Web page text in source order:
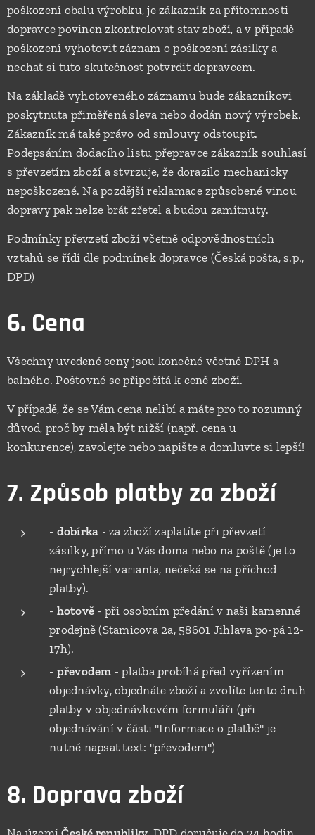
poškození obalu výrobku, je zákazník za přítomnosti
dopravce povinen zkontrolovat stav zboží, a v případě
poškození vyhotovit záznam o poškození zásilky a
nechat si tuto skutečnost potvrdit dopravcem.
Na základě vyhotoveného záznamu bude zákazníkovi
poskytnuta přiměřená sleva nebo dodán nový výrobek.
Zákazník má také právo od smlouvy odstoupit.
Podepsáním dodacího listu přepravce zákazník souhlasí
s převzetím zboží a stvrzuje, že dorazilo mechanicky
nepoškozené. Na pozdější reklamace způsobené vinou
dopravy pak nelze brát zřetel a budou zamítnuty.
Podmínky převzetí zboží včetně odpovědnostních
vztahů se řídí dle podmínek dopravce (Česká pošta, s.p.,
DPD)
6. Cena
Všechny uvedené ceny jsou konečné včetně DPH a
balného. Poštovné se připočítá k ceně zboží.
V případě, že se Vám cena nelibí a máte pro to rozumný
důvod, proč by měla být nižší (např. cena u
konkurence), zavolejte nebo napište a domluvte si lepší!
7. Způsob platby za zboží
- dobírka - za zboží zaplatíte při převzetí
zásilky, přímo u Vás doma nebo na poště (je to
nejrychlejší varianta, nečeká se na příchod
platby).
- hotově - při osobním předání v naši kamenné
prodejně (Stamicova 2a, 58601 Jihlava po-pá 12-
17h).
- převodem - platba probíhá před vyřízením
objednávky, objednáte zboží a zvolíte tento druh
platby v objednávkovém formuláři (při
objednávání v části "Informace o platbě" je
nutné napsat text: "převodem")
8. Doprava zboží